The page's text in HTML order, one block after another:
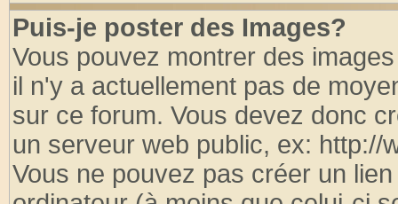
Puis-je poster des Images?
Vous pouvez montrer des
il n'y a actuellement pas de
sur ce forum. Vous devez donc
un serveur web public, ex: http://
Vous ne pouvez pas créer un